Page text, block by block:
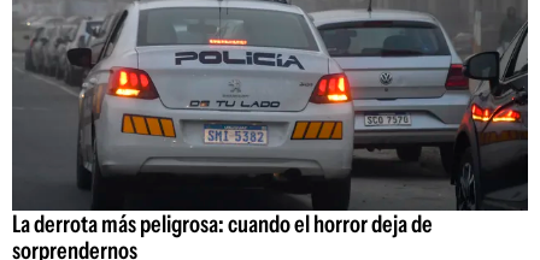
La derrota más peligrosa: cuando el horror deja de
sorprendernos